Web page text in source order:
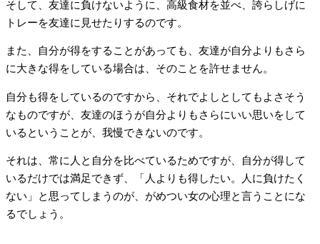
そして、友達に負けないように、高級食材を並べ、誇らしげに
トレーを友達に見せたりするのです。
また、自分が得をすることがあっても、友達が自分よりもさら
に大きな得をしている場合は、そのことを許せません。
自分も得をしているのですから、それでよしとしてもよさそう
なものですが、友達のほうが自分よりもさらにいい思いをして
いるということが、我慢できないのです。
それは、常に人と自分を比べているためですが、自分が得して
いるだけでは満足できず、「人よりも得したい。人に負けたく
ない」と思ってしまうのが、がめつい女の心理と言うことにな
るでしょう。